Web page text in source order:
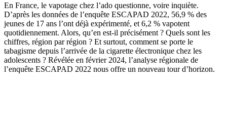
En France, le vapotage chez l’ado questionne, voire inquiète.
D’après les données de l’enquête ESCAPAD 2022, 56,9 % des
jeunes de 17 ans l’ont déjà expérimenté, et 6,2 % vapotent
quotidiennement. Alors, qu’en est-il précisément ? Quels sont les
chiffres, région par région ? Et surtout, comment se porte le
tabagisme depuis l’arrivée de la cigarette électronique chez les
adolescents ? Révélée en février 2024, l’analyse régionale de
l’enquête ESCAPAD 2022 nous offre un nouveau tour d’horizon.